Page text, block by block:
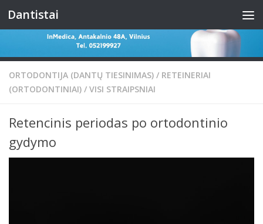
Skip to content
Dantistai
ORTODONTIJA (DANTŲ TIESINIMAS) / RETEINERIAI
(ORTODONTINIAI) / VISI STRAIPSNIAI
Retencinis periodas po ortodontinio
gydymo